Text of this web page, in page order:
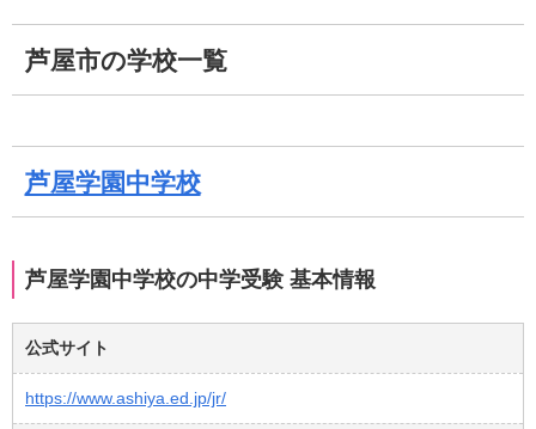
芦屋市の学校一覧
芦屋学園中学校
芦屋学園中学校の中学受験 基本情報
公式サイト
https://www.ashiya.ed.jp/jr/